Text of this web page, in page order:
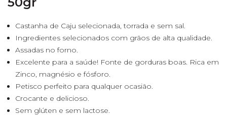
Castanha de Caju selecionada, torrada e sem sal.
Ingredientes selecionados com grãos de alta qualidade.
Assadas no forno.
Excelente para a saúde! Fonte de gorduras boas. Rica em
Zinco, magnésio e fósforo.
Petisco perfeito para qualquer ocasião.
Crocante e delicioso.
Sem glúten e sem lactose.